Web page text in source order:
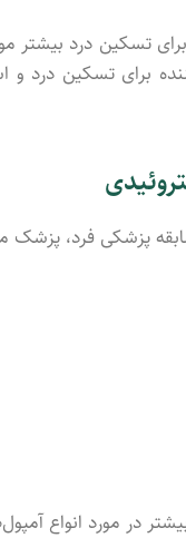
برای تسکین درد بیشتر
برای تسکین درد و
پزشکی فرد، پزشک
در مورد انواع